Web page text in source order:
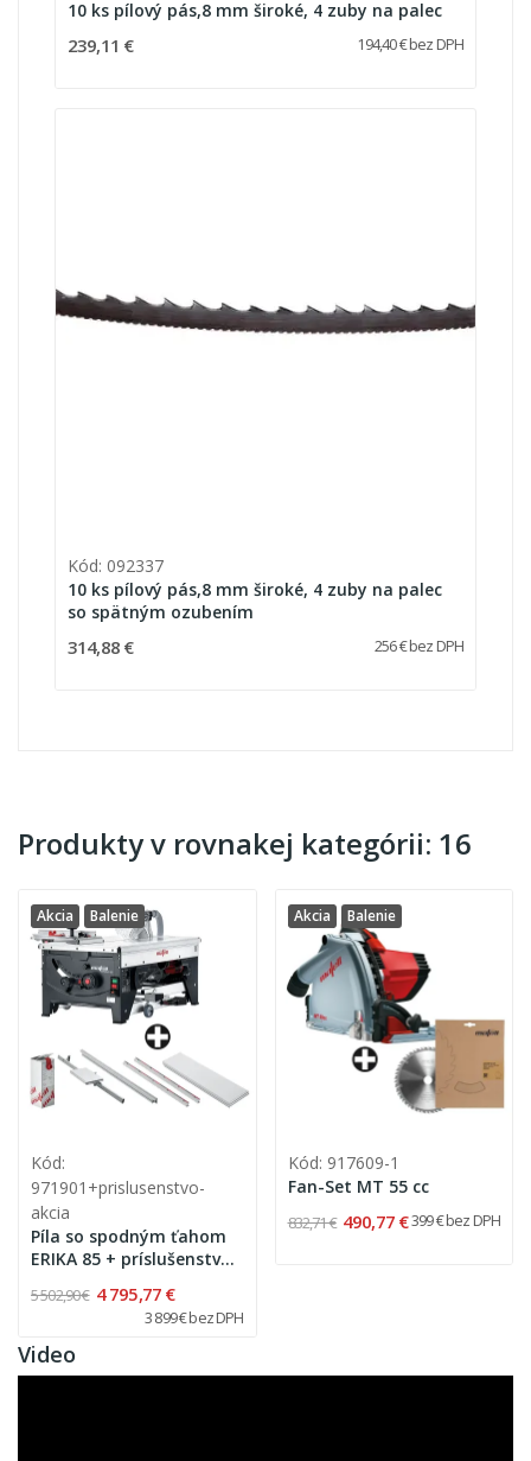
10 ks pílový pás,8 mm široké, 4 zuby na palec
239,11 € 194,40 € bez DPH
Kód: 092337
10 ks pílový pás,8 mm široké, 4 zuby na palec
so spätným ozubením
314,88 € 256 € bez DPH
Produkty v rovnakej kategórii: 16
Akcia Balenie
Kód:
971901+prislusenstvo-
akcia
Píla so spodným ťahom
ERIKA 85 + príslušenstvo
5 502,90 € 4 795,77 €
3 899 € bez DPH
Akcia Balenie
Kód: 917609-1
Fan-Set MT 55 cc
832,71 € 490,77 €399 € bez DPH
Video